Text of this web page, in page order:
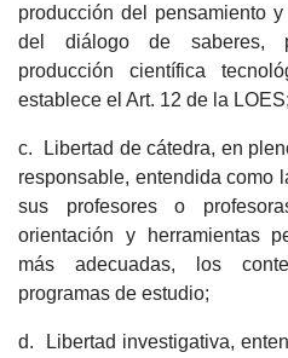
producción del pensamiento
del diálogo de saberes,
producción científica
establece el Art. 12 de la LOES;
c. Libertad de cátedra, en
responsable, entendida como
sus profesores o
orientación y herramientas
más adecuadas, los
programas de estudio;
d. Libertad investigativa,